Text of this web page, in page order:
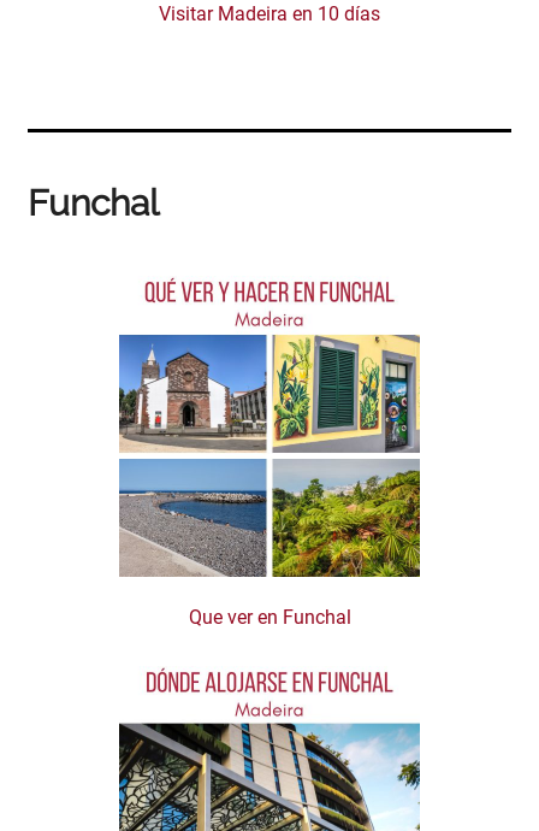
Visitar Madeira en 10 días
Funchal
Que ver en Funchal